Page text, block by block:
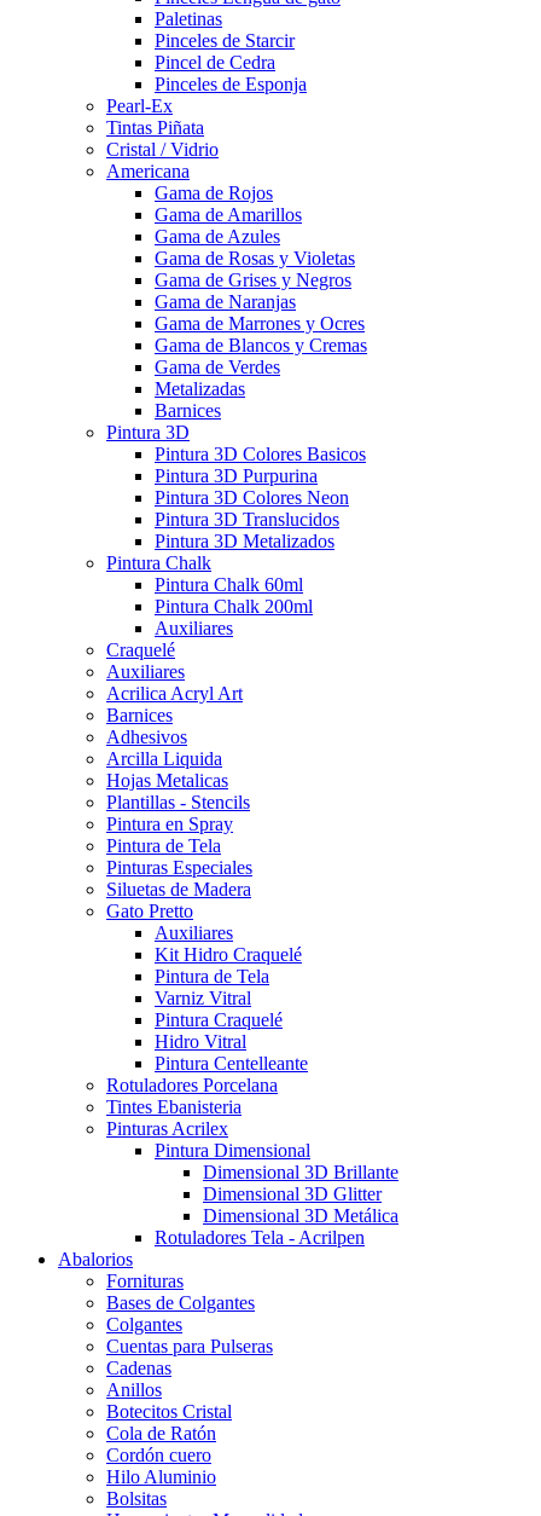
Paletinas
Pinceles de Starcir
Pincel de Cedra
Pinceles de Esponja
Pearl-Ex
Tintas Piñata
Cristal / Vidrio
Americana
Gama de Rojos
Gama de Amarillos
Gama de Azules
Gama de Rosas y Violetas
Gama de Grises y Negros
Gama de Naranjas
Gama de Marrones y Ocres
Gama de Blancos y Cremas
Gama de Verdes
Metalizadas
Barnices
Pintura 3D
Pintura 3D Colores Basicos
Pintura 3D Purpurina
Pintura 3D Colores Neon
Pintura 3D Translucidos
Pintura 3D Metalizados
Pintura Chalk
Pintura Chalk 60ml
Pintura Chalk 200ml
Auxiliares
Craquelé
Auxiliares
Acrilica Acryl Art
Barnices
Adhesivos
Arcilla Liquida
Hojas Metalicas
Plantillas - Stencils
Pintura en Spray
Pintura de Tela
Pinturas Especiales
Siluetas de Madera
Gato Pretto
Auxiliares
Kit Hidro Craquelé
Pintura de Tela
Varniz Vitral
Pintura Craquelé
Hidro Vitral
Pintura Centelleante
Rotuladores Porcelana
Tintes Ebanisteria
Pinturas Acrilex
Pintura Dimensional
Dimensional 3D Brillante
Dimensional 3D Glitter
Dimensional 3D Metálica
Rotuladores Tela - Acrilpen
Abalorios
Fornituras
Bases de Colgantes
Colgantes
Cuentas para Pulseras
Cadenas
Anillos
Botecitos Cristal
Cola de Ratón
Cordón cuero
Hilo Aluminio
Bolsitas